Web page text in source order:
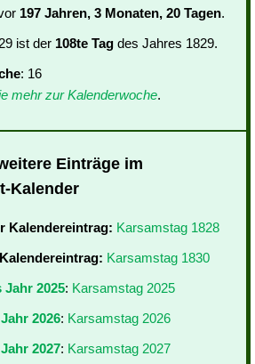
197 Jahren, 3 Monaten, 20 Tagen.
ist der 108te Tag des Jahres 1829.
: 16
mehr zur Kalenderwoche.
Einträge im
Kalender
Kalendereintrag: Karsamstag 1828
Karsamstag 1830
Jahr 2025: Karsamstag 2025
2026: Karsamstag 2026
2027: Karsamstag 2027